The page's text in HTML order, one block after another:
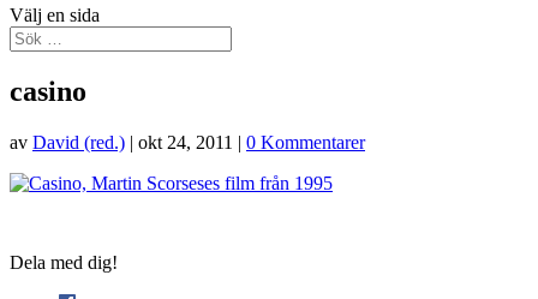
Välj en sida
casino
av David (red.) | okt 24, 2011 | 0 Kommentarer
Dela med dig!